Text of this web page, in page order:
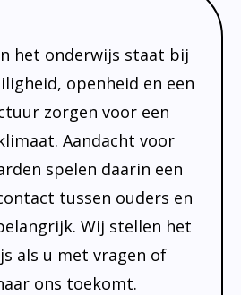
het onderwijs staat bij
openheid en een
zorgen voor een
Aandacht voor
spelen daarin een
tussen ouders en
Wij stellen het
als u met vragen of
ons toekomt.